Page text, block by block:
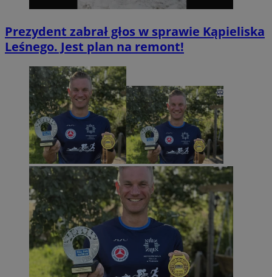
Prezydent zabrał głos w sprawie Kąpieliska
Leśnego. Jest plan na remont!